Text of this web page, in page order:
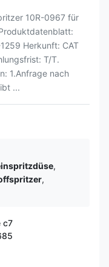
10R-0967 für
Herkunft: CAT
T/T.
1.Anfrage nach
...
,
,
c7